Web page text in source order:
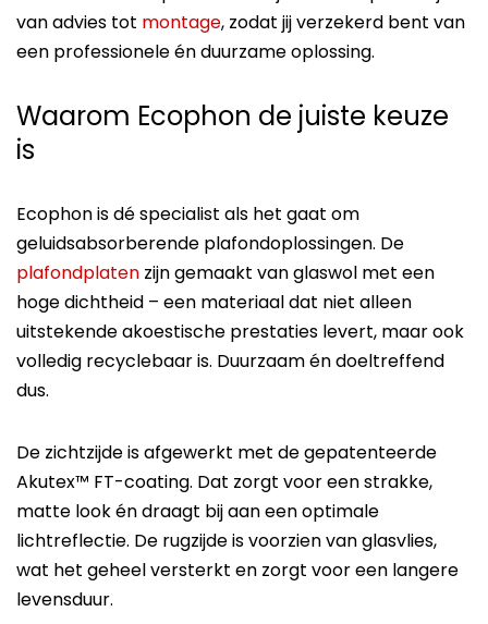
van advies tot montage, zodat jij verzekerd bent van
een professionele én duurzame oplossing.
Waarom Ecophon de juiste keuze
is
Ecophon is dé specialist als het gaat om
geluidsabsorberende plafondoplossingen. De
plafondplaten zijn gemaakt van glaswol met een
hoge dichtheid – een materiaal dat niet alleen
uitstekende akoestische prestaties levert, maar ook
volledig recyclebaar is. Duurzaam én doeltreffend
dus.
De zichtzijde is afgewerkt met de gepatenteerde
Akutex™ FT-coating. Dat zorgt voor een strakke,
matte look én draagt bij aan een optimale
lichtreflectie. De rugzijde is voorzien van glasvlies,
wat het geheel versterkt en zorgt voor een langere
levensduur.